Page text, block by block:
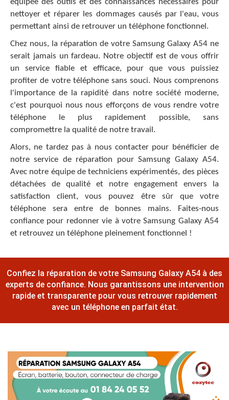
équipée des outils et des connaissances nécessaires pour
nettoyer et réparer les dommages causés par l'eau, vous
permettant ainsi de retrouver un téléphone fonctionnel.
Chez nous, la réparation de votre Samsung Galaxy A54 ne
serait jamais un fardeau. Notre objectif est de vous offrir
un service fiable et efficace, pour que vous puissiez
profiter de votre téléphone sans souci. Nous comprenons
l'importance de la rapidité dans notre société moderne,
c'est pourquoi nous nous efforçons de vous rendre votre
téléphone le plus rapidement possible, sans
compromettre la qualité de notre travail.
Alors, ne tardez pas à nous contacter pour bénéficier de
notre service de réparation pour Samsung Galaxy A54.
Avec notre équipe de techniciens expérimentés, des pièces
détachées de qualité et notre engagement envers la
satisfaction client, vous pouvez être sûr que votre
téléphone sera entre de bonnes mains. Faites-nous
confiance pour redonner vie à votre Samsung Galaxy A54
et retrouvez un téléphone pleinement fonctionnel !
Confiez la réparation de votre Samsung Galaxy A54 à des
experts de confiance. Nous garantissons une intervention
rapide et transparente pour vous retrouver rapidement
avec un téléphone en parfait état.